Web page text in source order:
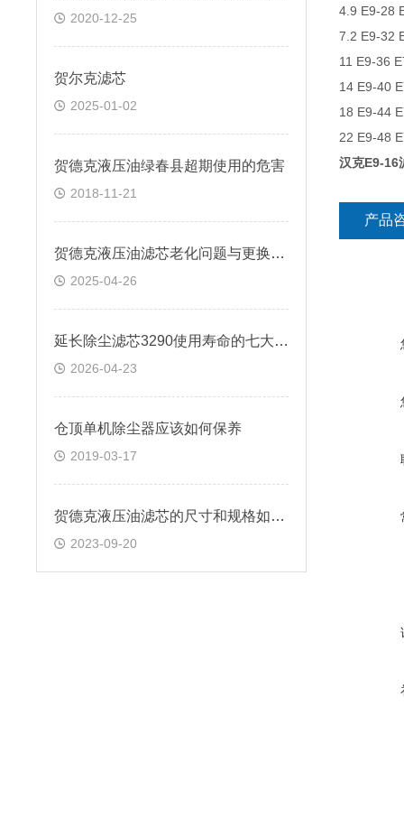
2020-12-25
贺尔克滤芯
2025-01-02
贺德克液压油绿春县超期使用的危害
2018-11-21
贺德克液压油滤芯老化问题与更换策略
2025-04-26
延长除尘滤芯3290使用寿命的七大技巧
2026-04-23
仓顶单机除尘器应该如何保养
2019-03-17
贺德克液压油滤芯的尺寸和规格如何选择？
2023-09-20
4.9 E9-28
7.2 E9-32
11 E9-36
14 E9-40
18 E9-44
22 E9-48
汉克E9-16
产品